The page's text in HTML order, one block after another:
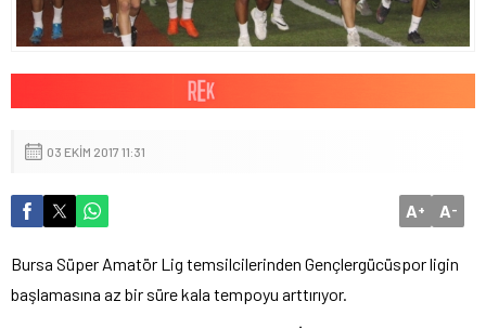
03 EKIM 2017 11:31
A+ A-
Bursa Süper Amatör Lig temsilcilerinden Gençlergücüspor ligin
başlamasına az bir süre kala tempoyu arttırıyor.